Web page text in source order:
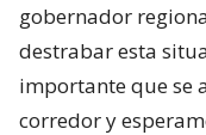
gobernador
destrabar esta
importante que se
corredor y